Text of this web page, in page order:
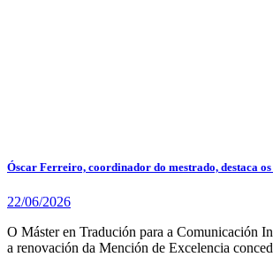
Óscar Ferreiro, coordinador do mestrado, destaca
22/06/2026
O Máster en Tradución para a Comunicación
a renovación da Mención de Excelencia